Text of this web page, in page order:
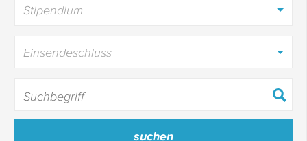
Stipendium
Einsendeschluss